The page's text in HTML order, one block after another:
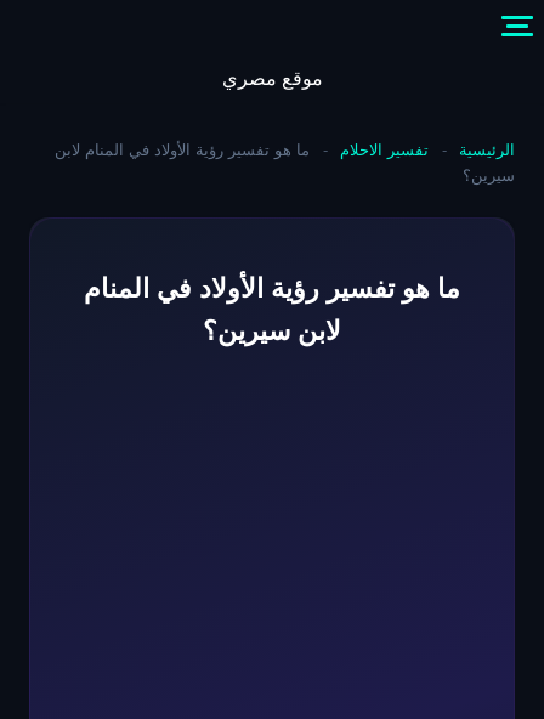
موقع مصري
الرئيسية - تفسير الاحلام -
ما هو تفسير رؤية الأولاد في المنام لابن
سيرين؟
ما هو تفسير رؤية الأولاد في المنام
لابن سيرين؟